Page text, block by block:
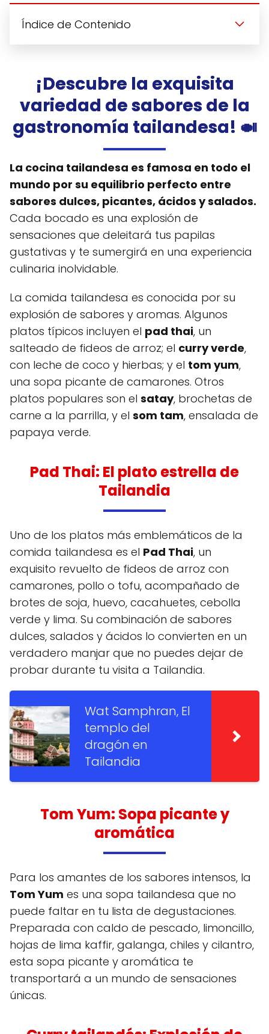
Índice de Contenido
¡Descubre la exquisita
variedad de sabores de la
gastronomía tailandesa! 🍛
La cocina tailandesa es famosa en todo el
mundo por su equilibrio perfecto entre
sabores dulces, picantes, ácidos y salados.
Cada bocado es una explosión de
sensaciones que deleitará tus papilas
gustativas y te sumergirá en una experiencia
culinaria inolvidable.
La comida tailandesa es conocida por su
explosión de sabores y aromas. Algunos
platos típicos incluyen el pad thai, un
salteado de fideos de arroz; el curry verde,
con leche de coco y hierbas; y el tom yum,
una sopa picante de camarones. Otros
platos populares son el satay, brochetas de
carne a la parrilla, y el som tam, ensalada de
papaya verde.
Pad Thai: El plato estrella de
Tailandia
Uno de los platos más emblemáticos de la
comida tailandesa es el Pad Thai, un
exquisito revuelto de fideos de arroz con
camarones, pollo o tofu, acompañado de
brotes de soja, huevo, cacahuetes, cebolla
verde y lima. Su combinación de sabores
dulces, salados y ácidos lo convierten en un
verdadero manjar que no puedes dejar de
probar durante tu visita a Tailandia.
Wat Samphran, El
templo del
dragón en
Tailandia
Tom Yum: Sopa picante y
aromática
Para los amantes de los sabores intensos, la
Tom Yum es una sopa tailandesa que no
puede faltar en tu lista de degustaciones.
Preparada con caldo de pescado, limoncillo,
hojas de lima kaffir, galanga, chiles y cilantro,
esta sopa picante y aromática te
transportará a un mundo de sensaciones
únicas.